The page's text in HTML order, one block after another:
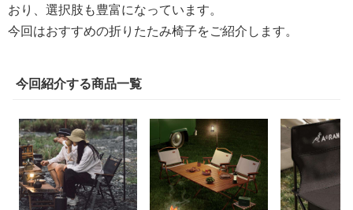
おり、選択肢も豊富になっています。
今回はおすすめの折りたたみ椅子をご紹介します。
今回紹介する商品一覧